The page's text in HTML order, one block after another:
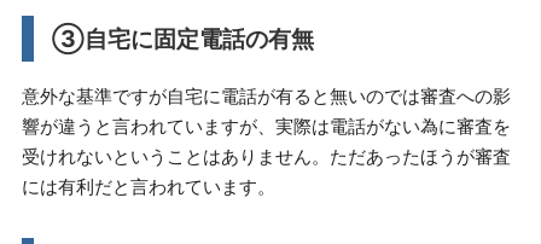
③自宅に固定電話の有無
意外な基準ですが自宅に電話が有ると無いのでは審査への影
響が違うと言われていますが、実際は電話がない為に審査を
受けれないということはありません。ただあったほうが審査
には有利だと言われています。